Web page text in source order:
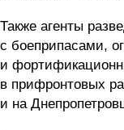
Также агенты
с боеприпасами,
и
в прифронтовых
и на